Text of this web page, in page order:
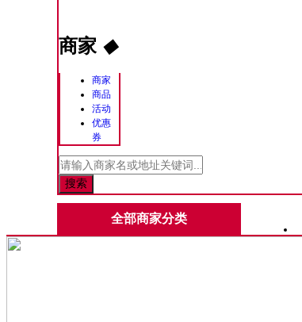
商家 ◆
商家
商品
活动
优惠
券
全部商家分类